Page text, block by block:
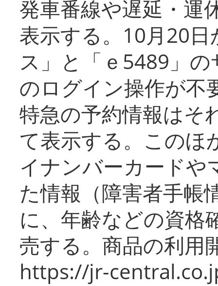
発車番線や遅延・運
表示する。10月20
ス」と「ｅ5489」
のログイン操作が不
特急の予約情報はそ
て表示する。このほ
イナンバーカードや
た情報（障害者手帳
に、年齢などの資格
売する。商品の利用
https://jr-